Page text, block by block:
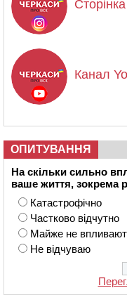
Канал
ОПИТУВАННЯ
На скільки сильно
ваше життя, зокрема
Катастрофічно
Частково відчутно
Майже не
Не відчуваю